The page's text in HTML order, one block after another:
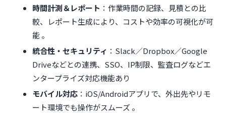
時間計測＆レポート ：作業時間の記録、見積との比
較、レポート生成により、コストや効率の可視化が可
能 。
統合性・セキュリティ ：Slack／Dropbox／Google
Driveなどとの連携、SSO、IP制限、監査ログなどエ
ンタープライズ対応機能あり
モバイル対応 ：iOS/Androidアプリで、外出先やリモ
ート環境でも操作がスムーズ 。